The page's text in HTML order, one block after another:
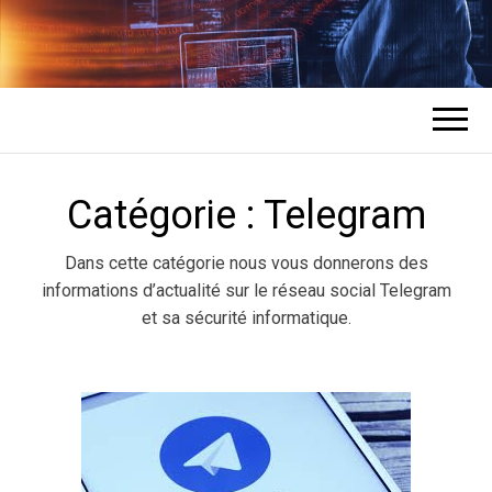
COMMENT UN
HACKER
PIRATE DES
COMPTES ?
L'expert en récupération de mots de
passe des comptes
Catégorie : Telegram
Dans cette catégorie nous vous donnerons des
informations d’actualité sur le réseau social Telegram
et sa sécurité informatique.